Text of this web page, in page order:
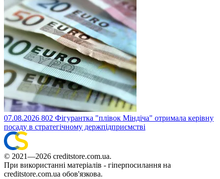
07.08.2026 802 Фігурантка "плівок Міндіча" отримала керівну
посаду в стратегічному держпідприємстві
© 2021—2026 creditstore.com.ua.
При використанні матеріалів - гіперпосилання на
creditstore.com.ua обов'язкова.